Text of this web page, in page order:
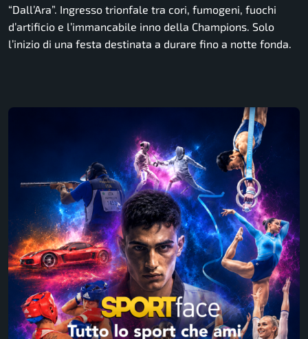
“Dall’Ara”. Ingresso trionfale tra cori, fumogeni, fuochi
d’artificio e l’immancabile inno della Champions. Solo
l’inizio di una festa destinata a durare fino a notte fonda.